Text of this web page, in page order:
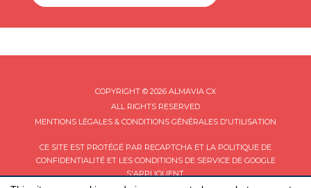
COPYRIGHT © 2026 ALMAVIA CX
ALL RIGHTS RESERVED
MENTIONS LÉGALES & CONDITIONS GÉNÉRALES D'UTILISATION
CE SITE EST PROTÉGÉ PAR RECAPTCHA ET LA POLITIQUE DE
CONFIDENTIALITÉET LES CONDITIONS DE SERVICEDE GOOGLE
S'APPLIQUENT.